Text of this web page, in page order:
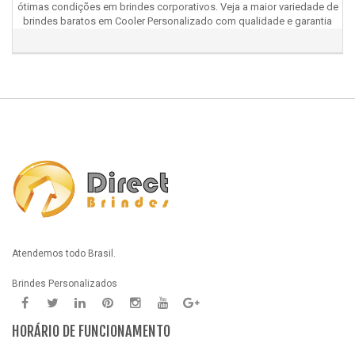
ótimas condições em brindes corporativos. Veja a maior variedade de
brindes baratos em Cooler Personalizado com qualidade e garantia
Atendemos todo Brasil.
Brindes Personalizados
HORÁRIO DE FUNCIONAMENTO